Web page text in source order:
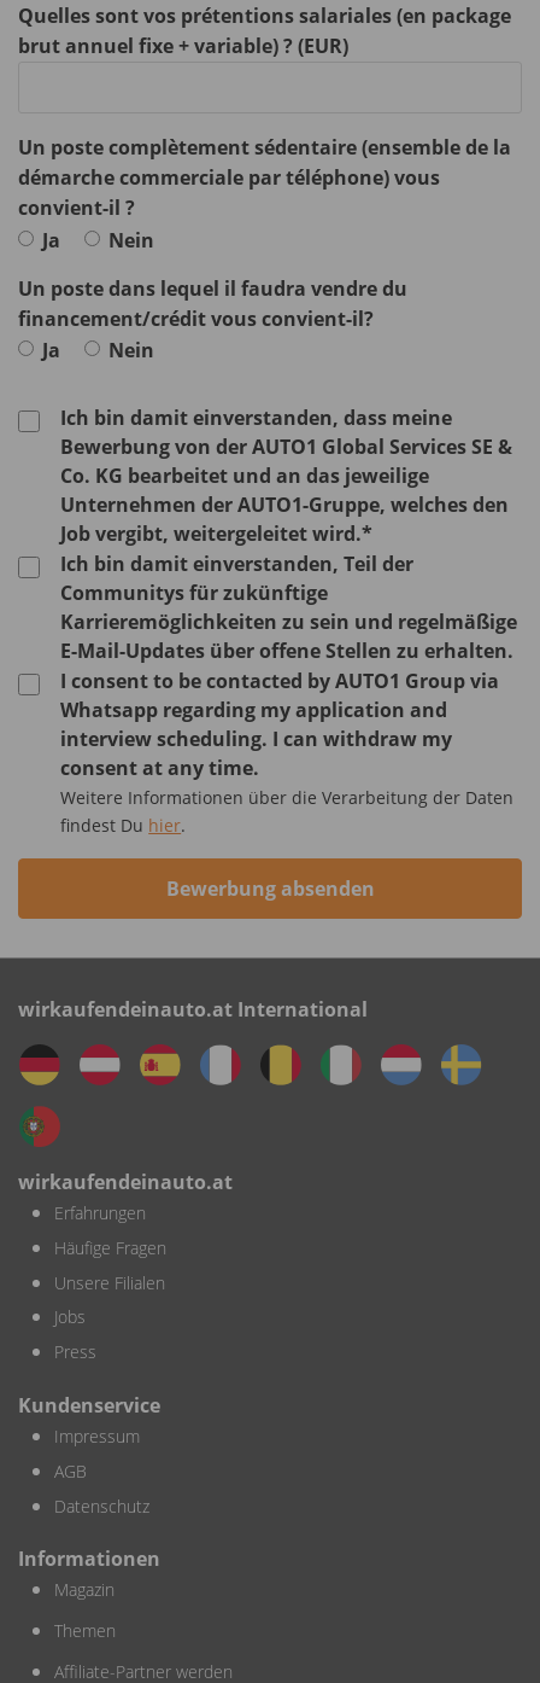
Quelles sont vos prétentions salariales (en package
brut annuel fixe + variable) ? (EUR)
Un poste complètement sédentaire (ensemble de la
démarche commerciale par téléphone) vous
convient-il ?
Ja
Nein
Un poste dans lequel il faudra vendre du
financement/crédit vous convient-il?
Ja
Nein
Ich bin damit einverstanden, dass meine
Bewerbung von der AUTO1 Global Services SE &
Co. KG bearbeitet und an das jeweilige
Unternehmen der AUTO1-Gruppe, welches den
Job vergibt, weitergeleitet wird.*
Ich bin damit einverstanden, Teil der
Communitys für zukünftige
Karrieremöglichkeiten zu sein und regelmäßige
E-Mail-Updates über offene Stellen zu erhalten.
I consent to be contacted by AUTO1 Group via
Whatsapp regarding my application and
interview scheduling. I can withdraw my
consent at any time.
Weitere Informationen über die Verarbeitung der Daten
findest Du hier.
Bewerbung absenden
wirkaufendeinauto.at International
wirkaufendeinauto.at
Erfahrungen
Häufige Fragen
Unsere Filialen
Jobs
Press
Kundenservice
Impressum
AGB
Datenschutz
Informationen
Magazin
Themen
Affiliate-Partner werden